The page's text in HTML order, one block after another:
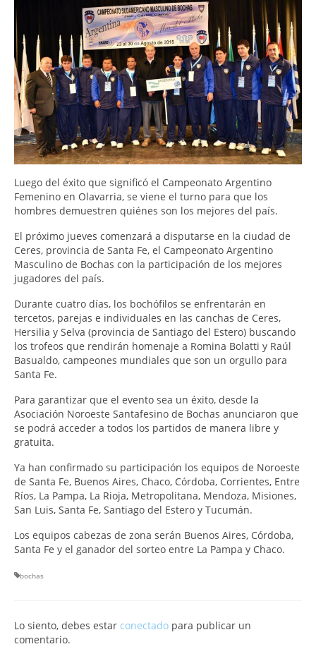
Luego del éxito que significó el Campeonato Argentino
Femenino en Olavarria, se viene el turno para que los
hombres demuestren quiénes son los mejores del país.
El próximo jueves comenzará a disputarse en la ciudad de
Ceres, provincia de Santa Fe, el Campeonato Argentino
Masculino de Bochas con la participación de los mejores
jugadores del país.
Durante cuatro días, los bochófilos se enfrentarán en
tercetos, parejas e individuales en las canchas de Ceres,
Hersilia y Selva (provincia de Santiago del Estero) buscando
los trofeos que rendirán homenaje a Romina Bolatti y Raúl
Basualdo, campeones mundiales que son un orgullo para
Santa Fe.
Para garantizar que el evento sea un éxito, desde la
Asociación Noroeste Santafesino de Bochas anunciaron que
se podrá acceder a todos los partidos de manera libre y
gratuita.
Ya han confirmado su participación los equipos de Noroeste
de Santa Fe, Buenos Aires, Chaco, Córdoba, Corrientes, Entre
Ríos, La Pampa, La Rioja, Metropolitana, Mendoza, Misiones,
San Luis, Santa Fe, Santiago del Estero y Tucumán.
Los equipos cabezas de zona serán Buenos Aires, Córdoba,
Santa Fe y el ganador del sorteo entre La Pampa y Chaco.
bochas
Lo siento, debes estar conectado para publicar un
comentario.